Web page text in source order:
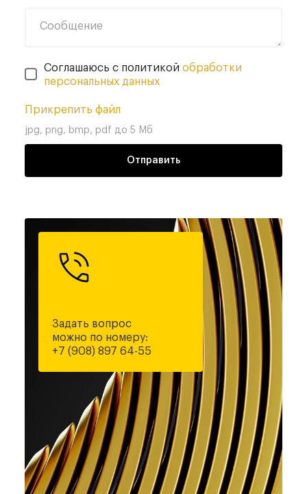
Сообщение
Соглашаюсь с политикой обработки
персональных данных
Прикрепить файл
jpg, png, bmp, pdf до 5 Мб
Отправить
Задать вопрос
можно по номеру:
+7 (908) 897 64-55